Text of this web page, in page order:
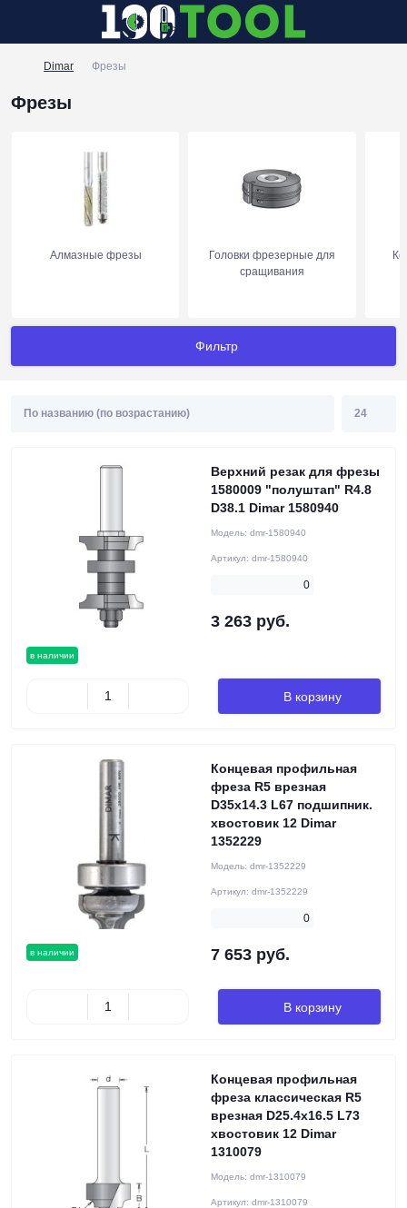
Dimar Фрезы
Фрезы
Алмазные фрезы
Головки фрезерные для
сращивания
Фильтр
в наличии
Верхний резак для фрезы
1580009 "полуштап" R4.8
D38.1 Dimar 1580940
Модель: dmr-1580940
Артикул: dmr-1580940
0
3 263 руб.
В корзину
в наличии
Концевая профильная
фреза R5 врезная
D35x14.3 L67 подшипник.
хвостовик 12 Dimar
1352229
Модель: dmr-1352229
Артикул: dmr-1352229
0
7 653 руб.
В корзину
Концевая профильная
фреза классическая R5
врезная D25.4x16.5 L73
хвостовик 12 Dimar
1310079
Модель: dmr-1310079
Артикул: dmr-1310079